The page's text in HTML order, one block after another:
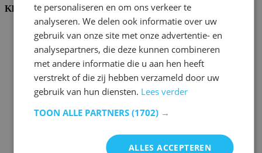
Klantenservice
Bestellen bij Emob
Betaalmogelijkheden
Verzending en levering
Service en garantie
Annuleren of retourneren
Klachten
Montagetips
Wachtwoord vergeten?
Palletopslag & Fulfilment
te personaliseren en om ons verkeer te
analyseren. We delen ook informatie over uw
gebruik van onze site met onze advertentie- en
analysepartners, die deze kunnen combineren
met andere informatie die u aan hen heeft
verstrekt of die zij hebben verzameld door uw
gebruik van hun diensten. Lees verder
TOON ALLE PARTNERS (1702) →
ALLES ACCEPTEREN